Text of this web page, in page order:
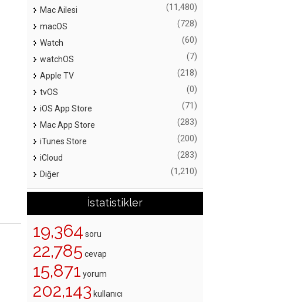
Mac Ailesi (11,480)
macOS (728)
Watch (60)
watchOS (7)
Apple TV (218)
tvOS (0)
iOS App Store (71)
Mac App Store (283)
iTunes Store (200)
iCloud (283)
Diğer (1,210)
İstatistikler
19,364 soru
22,785 cevap
15,871 yorum
202,143 kullanıcı